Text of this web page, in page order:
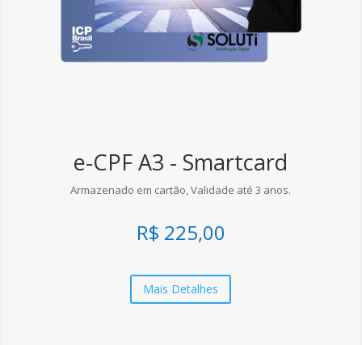
e-CPF A3 - Smartcard
Armazenado em cartão, Validade até 3 anos.
R$ 225,00
Mais Detalhes